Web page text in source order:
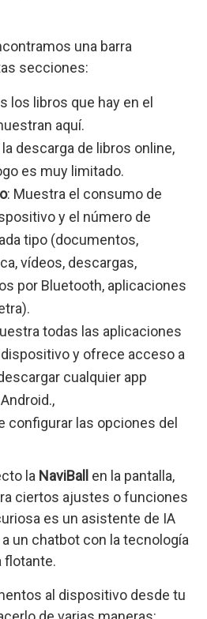
una barra
secciones:
los libros que hay en el
aquí.
descarga de libros online,
es muy limitado.
: Muestra el consumo de
y el número de
tipo (documentos,
vídeos, descargas,
por Bluetooth, aplicaciones
todas las aplicaciones
y ofrece acceso a
cualquier app
configurar las opciones del
la NaviBall
en la pantalla,
ciertos ajustes o funciones
es un asistente de IA
un chatbot con la tecnología
flotante.
al dispositivo desde tu